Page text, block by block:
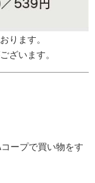
ります。
ざいます。
ープで買い物をす